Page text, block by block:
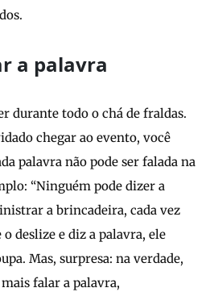
a palavra
durante todo o chá de fraldas.
chegar ao evento, você
palavra não pode ser falada na
“Ninguém pode dizer a
a brincadeira, cada vez
deslize e diz a palavra, ele
Mas, surpresa: na verdade,
falar a palavra,